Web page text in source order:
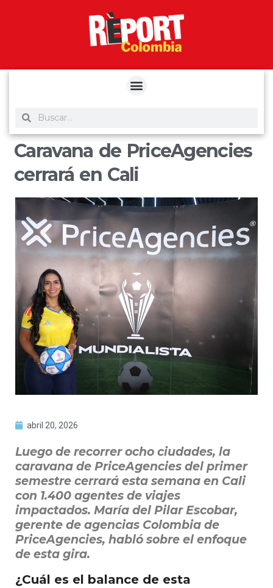
Caravana de PriceAgencies
cerrará en Cali
abril 20, 2026
Luego de recorrer ocho ciudades, la
caravana de PriceAgencies del primer
semestre cerrará esta semana en Cali
con 1.400 agentes de viajes
impactados. María del Pilar Escobar,
gerente de agencias Colombia de
PriceAgencies, habló sobre el enfoque
de esta gira.
¿Cuál es el balance de esta